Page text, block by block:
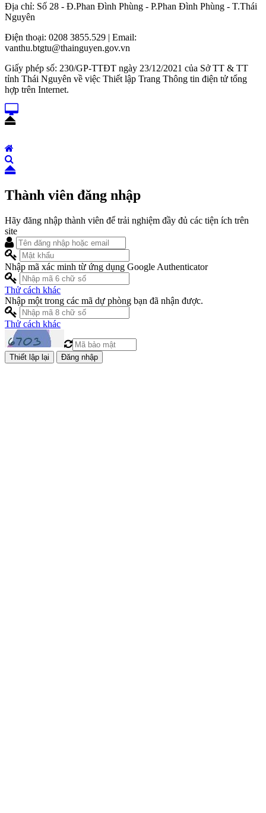
Địa chỉ: Số 28 - Đ.Phan Đình Phùng - P.Phan Đình Phùng - T.Thái
Nguyên
Điện thoại: 0208 3855.529 | Email:
vanthu.btgtu@thainguyen.gov.vn
Giấy phép số: 230/GP-TTĐT ngày 23/12/2021 của Sở TT & TT
tỉnh Thái Nguyên về việc Thiết lập Trang Thông tin điện tử tổng
hợp trên Internet.
Thành viên đăng nhập
Hãy đăng nhập thành viên để trải nghiệm đầy đủ các tiện ích trên
site
Nhập mã xác minh từ ứng dụng Google Authenticator
Thử cách khác
Nhập một trong các mã dự phòng bạn đã nhận được.
Thử cách khác
Đăng nhập